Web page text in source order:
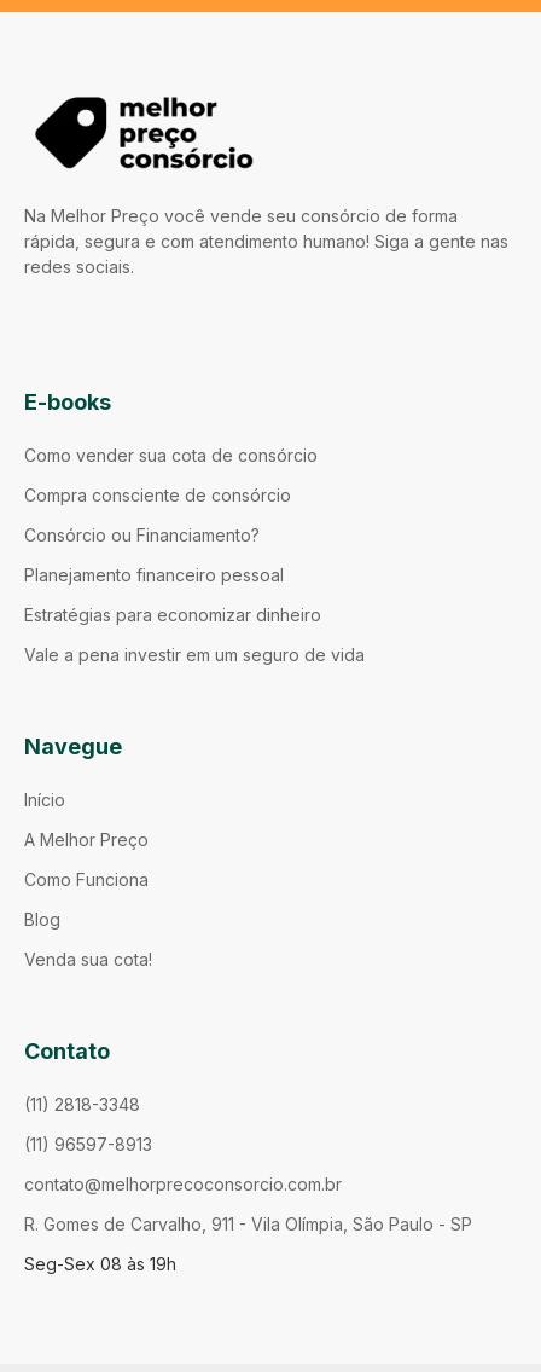
Na Melhor Preço você vende seu consórcio de forma
rápida, segura e com atendimento humano! Siga a gente nas
redes sociais.
E-books
Como vender sua cota de consórcio
Compra consciente de consórcio
Consórcio ou Financiamento?
Planejamento financeiro pessoal
Estratégias para economizar dinheiro
Vale a pena investir em um seguro de vida
Navegue
Início
A Melhor Preço
Como Funciona
Blog
Venda sua cota!
Contato
(11) 2818-3348
(11) 96597-8913
contato@melhorprecoconsorcio.com.br
R. Gomes de Carvalho, 911 - Vila Olímpia, São Paulo - SP
Seg-Sex 08 às 19h